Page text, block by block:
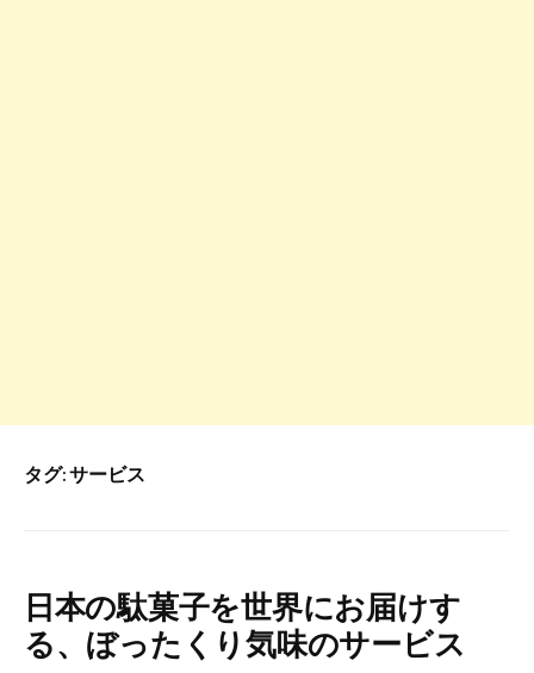
タグ:サービス
日本の駄菓子を世界にお届けす
る、ぼったくり気味のサービス